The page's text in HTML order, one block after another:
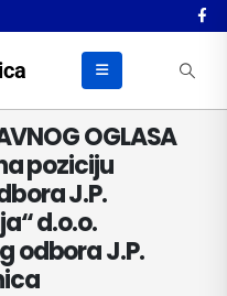
OGLASA
poziciju
J.P.
d.o.o.
odbora J.P.